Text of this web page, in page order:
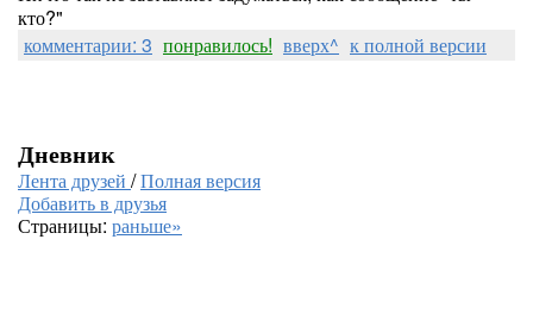
кто?"
комментарии: 3 понравилось! вверх^ к полной версии
Дневник
Лента друзей /Полная версия
Добавить в друзья
Страницы: раньше»